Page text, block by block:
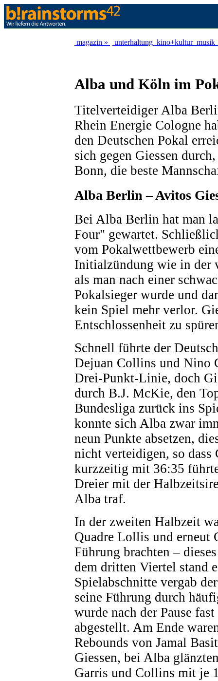
magazin » unterhaltung kino+kultur musik
Alba und Köln im
Titelverteidiger Alba
Rhein Energie Cologne
den Deutschen Pokal
sich gegen Giessen
Bonn, die beste
Alba Berlin – Avitos
Bei Alba Berlin hat man
Four" gewartet.
vom Pokalwettbewerb
Initialzündung wie in der
als man nach einer
Pokalsieger wurde und
kein Spiel mehr verlor.
Entschlossenheit zu
Schnell führte der
Dejuan Collins und Nino
Drei-Punkt-Linie, doch
durch B.J. McKie, den
Bundesliga zurück ins
konnte sich Alba zwar
neun Punkte absetzen,
nicht verteidigen, so dass
kurzzeitig mit 36:35
Dreier mit der
Alba traf.
In der zweiten Halbzeit
Quadre Lollis und erneut
Führung brachten –
dem dritten Viertel stand
Spielabschnitte vergab
seine Führung durch
wurde nach der Pause
abgestellt. Am Ende
Rebounds von Jamal
Giessen, bei Alba
Garris und Collins mit je